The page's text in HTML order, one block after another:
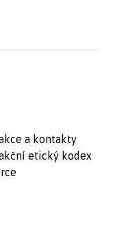
a kontakty
etický kodex